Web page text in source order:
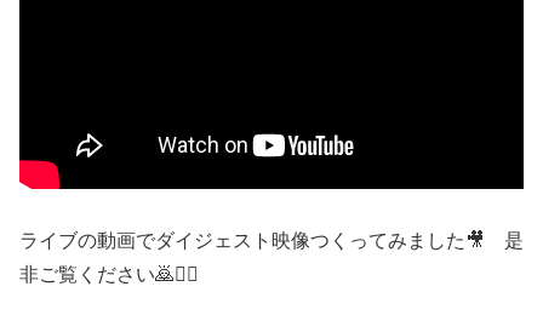
ライブの動画でダイジェスト映像つくってみました🎥 是
非ご覧ください🙇🙇‍♀️